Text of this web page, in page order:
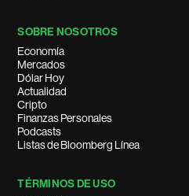
SOBRE NOSOTROS
Economía
Mercados
Dólar Hoy
Actualidad
Cripto
Finanzas Personales
Podcasts
Listas de Bloomberg Línea
TÉRMINOS DE USO